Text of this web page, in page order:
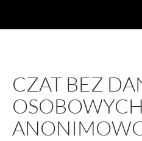
CZAT BEZ